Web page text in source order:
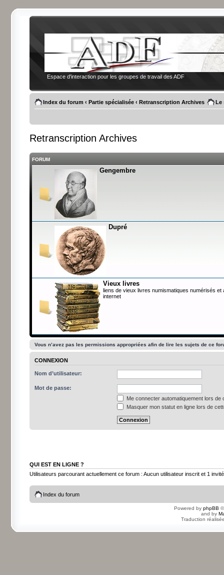
Espace d'interaction pour les groupes de travail des ADF
Index du forum ‹ Partie spécialisée ‹ Retranscription Archives Le
Retranscription Archives
FORUM
Gengembre
Dupré
Vieux livres
liens de vieux livres numismatiques numérisés et
internet
Vous n’avez pas les permissions appropriées afin de lire les sujets de ce
CONNEXION
Nom d’utilisateur:
Mot de passe:
Me connecter automatiquement lors de
Masquer mon statut en ligne lors de
QUI EST EN LIGNE ?
Utilisateurs parcourant actuellement ce forum : Aucun utilisateur inscrit et 1 invité
Index du forum
Powered by phpBB
and by
Traduction